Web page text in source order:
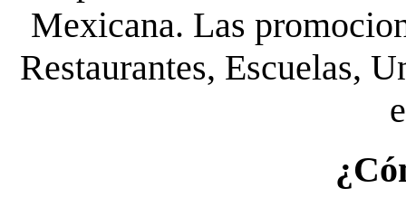
Mexicana. Las
Restaurantes, Escuelas,